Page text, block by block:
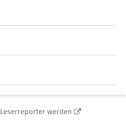
Leserreporter werden